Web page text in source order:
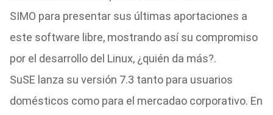
SIMO para presentar sus últimas aportaciones a
este software libre, mostrando así su compromiso
por el desarrollo del Linux, ¿quién da más?.
SuSE lanza su versión 7.3 tanto para usuarios
domésticos como para el mercadao corporativo. En